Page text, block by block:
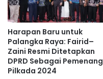
Harapan Baru untuk
Palangka Raya: Fairid–
Zaini Resmi Ditetapkan
DPRD Sebagai Pemenang
Pilkada 2024